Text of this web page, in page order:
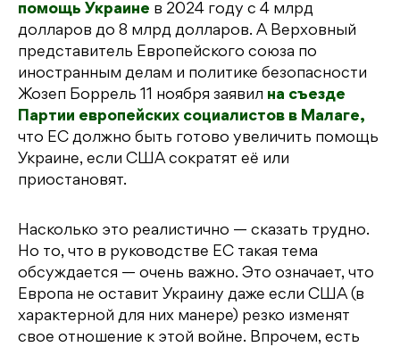
помощь Украине в 2024 году с 4 млрд
долларов до 8 млрд долларов. А Верховный
представитель Европейского союза по
иностранным делам и политике безопасности
Жозеп Боррель 11 ноября заявил на съезде
Партии европейских социалистов в Малаге,
что ЕС должно быть готово увеличить помощь
Украине, если США сократят её или
приостановят.
Насколько это реалистично — сказать трудно.
Но то, что в руководстве ЕС такая тема
обсуждается — очень важно. Это означает, что
Европа не оставит Украину даже если США (в
характерной для них манере) резко изменят
свое отношение к этой войне. Впрочем, есть